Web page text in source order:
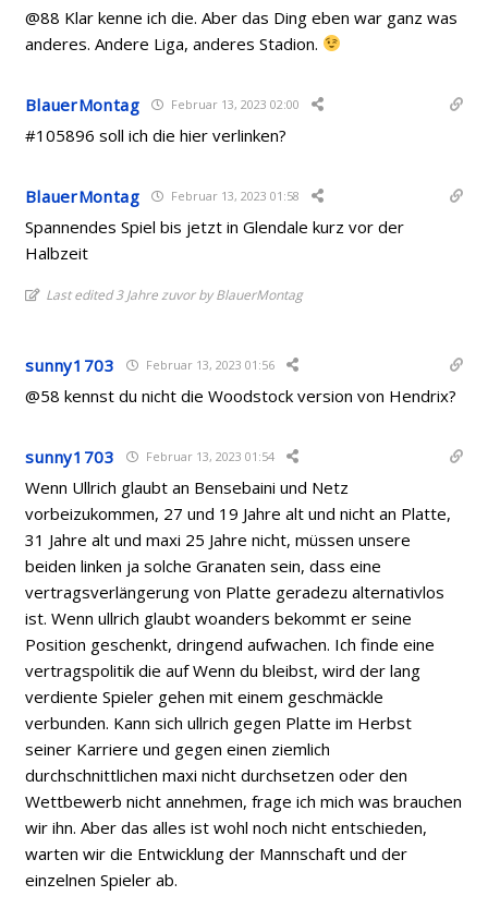
@88 Klar kenne ich die. Aber das Ding eben war ganz was
anderes. Andere Liga, anderes Stadion.
BlauerMontag Februar 13, 2023 02:00
#105896 soll ich die hier verlinken?
BlauerMontag Februar 13, 2023 01:58
Spannendes Spiel bis jetzt in Glendale kurz vor der
Halbzeit
Last edited 3 Jahre zuvor by BlauerMontag
sunny1703 Februar 13, 2023 01:56
@58 kennst du nicht die Woodstock version von Hendrix?
sunny1703 Februar 13, 2023 01:54
Wenn Ullrich glaubt an Bensebaini und Netz
vorbeizukommen, 27 und 19 Jahre alt und nicht an Platte,
31 Jahre alt und maxi 25 Jahre nicht, müssen unsere
beiden linken ja solche Granaten sein, dass eine
vertragsverlängerung von Platte geradezu alternativlos
ist. Wenn ullrich glaubt woanders bekommt er seine
Position geschenkt, dringend aufwachen. Ich finde eine
vertragspolitik die auf Wenn du bleibst, wird der lang
verdiente Spieler gehen mit einem geschmäckle
verbunden. Kann sich ullrich gegen Platte im Herbst
seiner Karriere und gegen einen ziemlich
durchschnittlichen maxi nicht durchsetzen oder den
Wettbewerb nicht annehmen, frage ich mich was brauchen
wir ihn. Aber das alles ist wohl noch nicht entschieden,
warten wir die Entwicklung der Mannschaft und der
einzelnen Spieler ab.